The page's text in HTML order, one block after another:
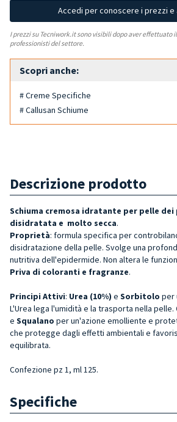
Accedi per conoscere i prezzi e
I prezzi su Tecniwork.it sono visibili dopo aver effettuato
professionisti del settore.
Scopri anche:
# Creme Specifiche
# Callusan Schiume
Descrizione prodotto
Schiuma cremosa idratante per pelle
disidratata e molto secca.
Proprietà: formula specifica per
disidratazione della pelle. Svolge una
nutritiva dell'epidermide. Non altera le
Priva di coloranti e fragranze.
Principi Attivi: Urea (10%) e Sorbitolo per
L'Urea lega l'umidità e la trasporta nella pelle.
e Squalano per un'azione emolliente e
che protegge dagli effetti ambientali e
equilibrata.
Confezione pz 1, ml 125.
Specifiche